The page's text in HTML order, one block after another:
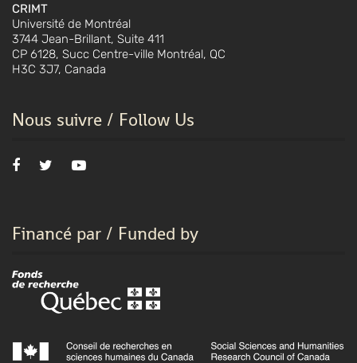
CRIMT
Université de Montréal
3744 Jean-Brillant, Suite 411
CP 6128, Succ Centre-ville Montréal, QC
H3C 3J7, Canada
Nous suivre / Follow Us
Financé par / Funded by